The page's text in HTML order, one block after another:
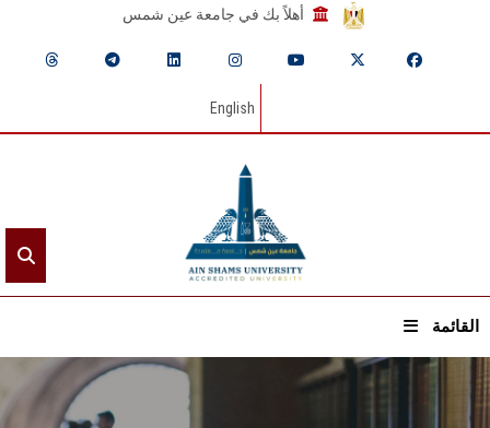
أهلاً بك في جامعة عين شمس
English
القائمة
الرئيسيـة